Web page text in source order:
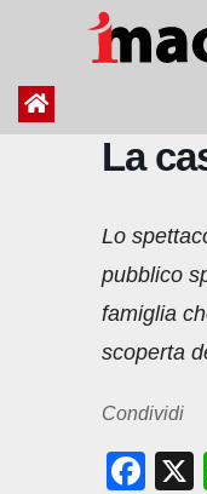
contenuto
La
Lo
pubblico
famiglia
scoperta
Condividi
F